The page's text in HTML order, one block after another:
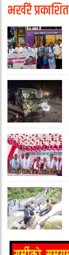
भर्खरै प्रकाशित